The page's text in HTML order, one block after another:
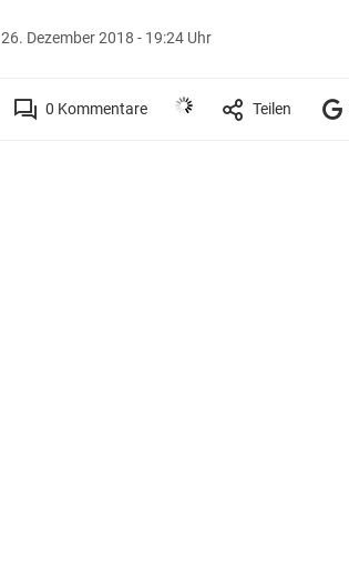
26. Dezember 2018 - 19:24 Uhr
0 Kommentare Teilen